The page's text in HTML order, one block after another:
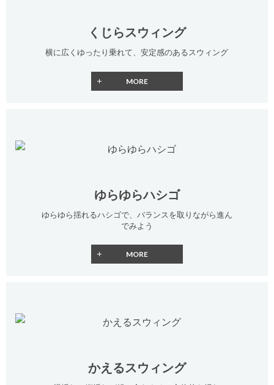
くじらスウィング
横に広くゆったり乗れて、安定感のあるスウィング
ゆらゆらハシゴ
ゆらゆら揺れるハシゴで、バランスを取りながら進ん
でみよう
かえるスウィング